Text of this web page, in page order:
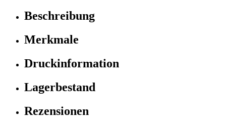
Beschreibung
Merkmale
Druckinformation
Lagerbestand
Rezensionen